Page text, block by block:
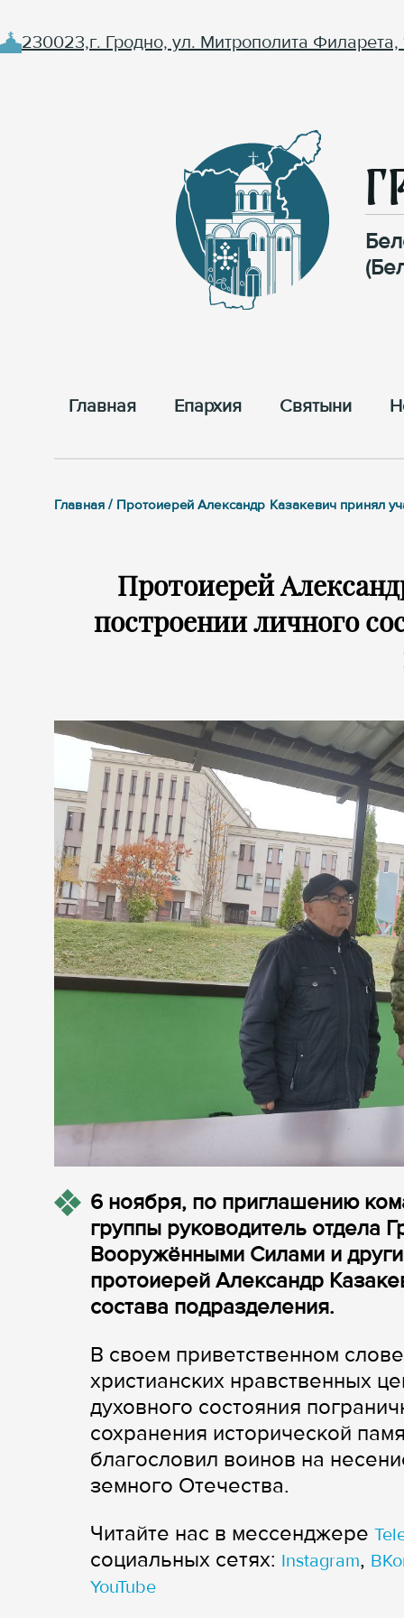
230023,г. Гродно, ул. Митрополита Филарета,
Главная Епархия Cвятыни
Главная / Протоиерей Александр Казакевич принял
Протоиерей
построении личного
6 ноября, по приглашению
группы руководитель отдела
Вооружёнными Силами и
протоиерей Александр
состава подразделения.
В своем приветственном
христианских нравственных
духовного состояния
сохранения исторической
благословил воинов на
земного Отечества.
Читайте нас в мессенджере
cоциальных сетях: Instagram,
YouTube